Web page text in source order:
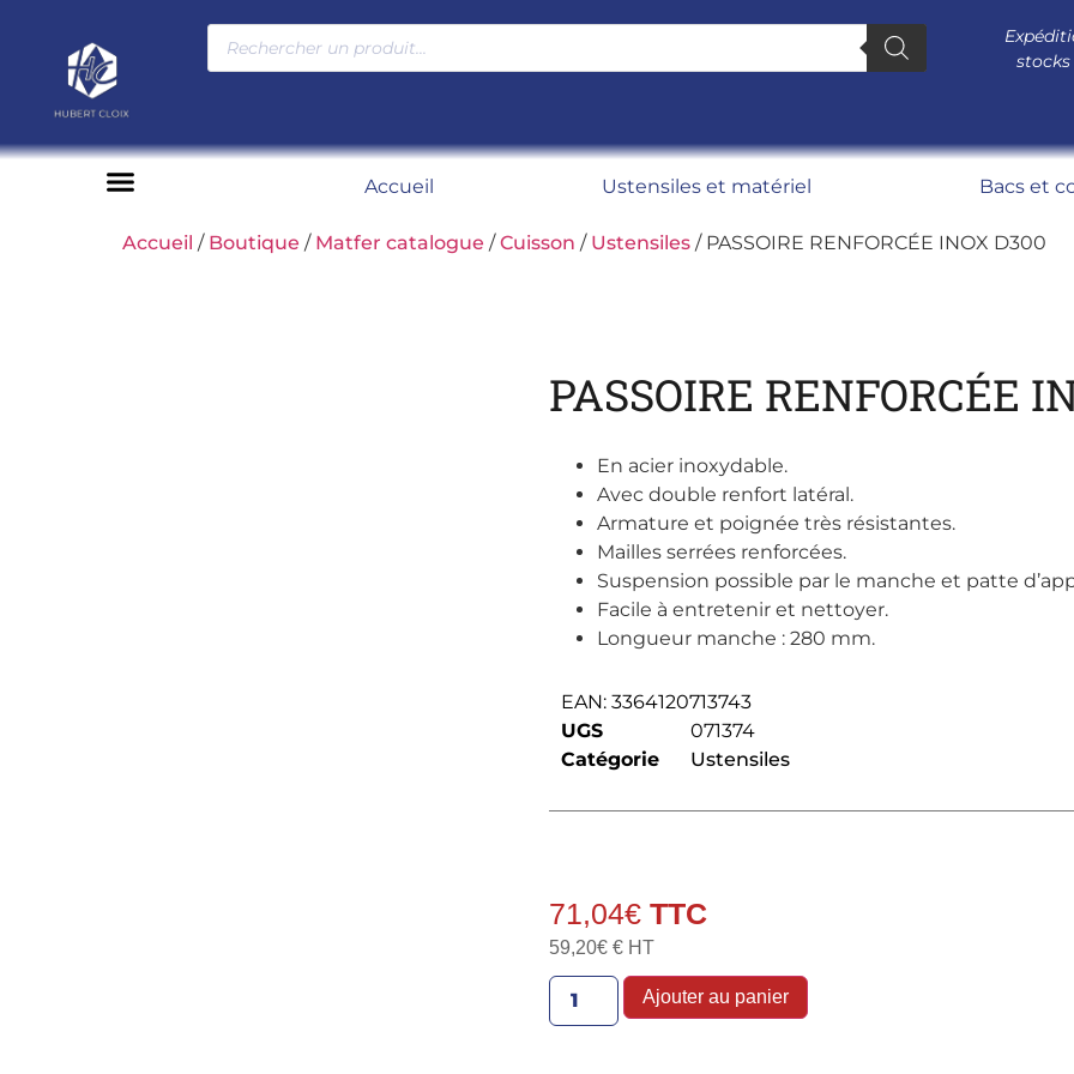
Accueil Ustensiles et matériel Bacs et
Accueil / Boutique / Matfer catalogue /Cuisson / Ustensiles / PASSOIRE RENFORCÉE INOX D300
PASSOIRE RENFORCÉE
En acier inoxydable.
Avec double renfort latéral.
Armature et poignée très résistantes.
Mailles serrées renforcées.
Suspension possible par le manche et patte
Facile à entretenir et nettoyer.
Longueur manche : 280 mm.
EAN: 3364120713743
UGS
071374
Catégorie
Ustensiles
71,04€
59,20€€ HT
Ajouter au panier